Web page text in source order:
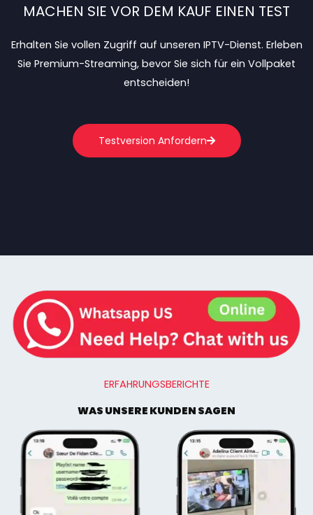
MACHEN SIE VOR DEM KAUF EINEN TEST
Erhalten Sie vollen Zugriff auf unseren IPTV-Dienst. Erleben
Sie Premium-Streaming, bevor Sie sich für ein Vollpaket
entscheiden!
Testversion Anfordern
ERFAHRUNGSBERICHTE
WAS UNSERE KUNDEN SAGEN